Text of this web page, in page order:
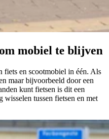
mobiel te blijven
fiets en scootmobiel in één. Als
maar bijvoorbeeld door een
kunt fietsen is dit een
wisselen tussen fietsen en met